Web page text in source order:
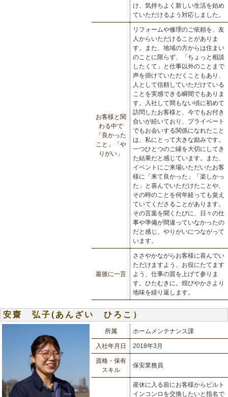
け、気持ちよく新しい生活を始め
ていただけるよう対応しました。
お客様と関
わる中で
「良かった
こと」「や
りがい」
リフォームや修理のご依頼を、友
人からいただけることがありま
す。また、地域の方からは住まい
のことに限らず、「ちょっと相談
したくて」と仕事以外のことまで
声を掛けていただくこともあり、
人として信頼していただけている
ことを実感できる瞬間でもありま
す。入社して間もない頃に初めて
訪問したお客様と、今でもお付き
合いが続いており、プライベート
でもお会いする関係になれたこと
は、私にとって大きな励みです。
一つひとつのご縁を大切にしてき
た結果だと感じています。また、
イベントにご来場いただいたお客
様に「来て良かった」「楽しかっ
た」と喜んでいただけたことや、
その時のことを何年経っても覚え
ていてくださることがあります。
その言葉を聞くたびに、日々の仕
事や準備が間違っていなかったの
だと感じ、やりがいにつながって
います。
最後に一言
ささやかながらお客様に喜んでい
ただけますよう、お役にたてます
よう、仕事の質を上げて参りま
す。ひたむきに。煌びやかさより
地味を繰り返します。
安齋 弘子(あんざい ひろこ）
所属 ホームメンテナンス課
入社年月日 2018年3月
資格・保有
スキル
保安業務員
産休に入る前にお客様からビルト
インコンロを交換したいと指名で